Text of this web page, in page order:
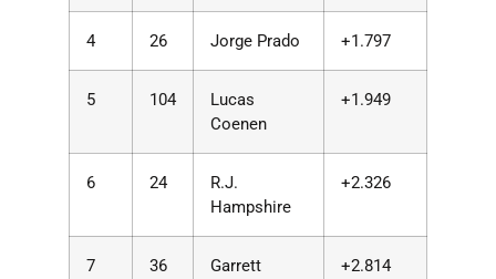
4 26 Jorge Prado +1.797
5 104
Lucas
Coenen
+1.949
6 24
R.J.
Hampshire
+2.326
7 36
Garrett
+2.814